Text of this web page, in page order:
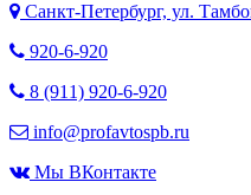
Санкт-Петербург, ул.
920-6-920
8 (911) 920-6-920
info@profavtospb.ru
Мы ВКонтакте